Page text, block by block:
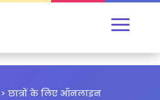
छात्रों के लिए ऑनलाइन